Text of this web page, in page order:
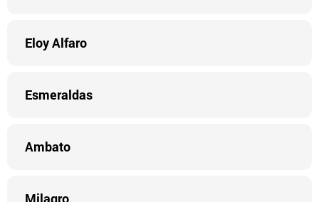
Eloy Alfaro
Esmeraldas
Ambato
Milagro